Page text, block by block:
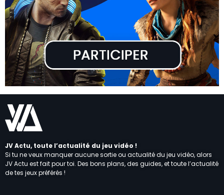
JV Actu, toute l’actualité du jeu vidéo !
Si tu ne veux manquer aucune sortie ou actualité du jeu vidéo, alors
JV Actu est fait pour toi. Des bons plans, des guides, et toute l’actualité
de tes jeux préférés !